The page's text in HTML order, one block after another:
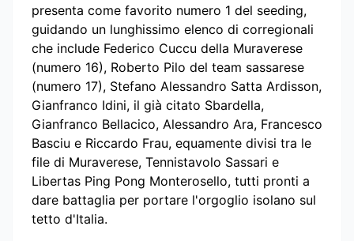
presenta come favorito numero 1 del seeding,
guidando un lunghissimo elenco di corregionali
che include Federico Cuccu della Muraverese
(numero 16), Roberto Pilo del team sassarese
(numero 17), Stefano Alessandro Satta Ardisson,
Gianfranco Idini, il già citato Sbardella,
Gianfranco Bellacico, Alessandro Ara, Francesco
Basciu e Riccardo Frau, equamente divisi tra le
file di Muraverese, Tennistavolo Sassari e
Libertas Ping Pong Monterosello, tutti pronti a
dare battaglia per portare l'orgoglio isolano sul
tetto d'Italia.